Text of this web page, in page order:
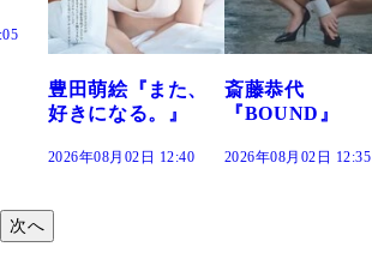
斎藤恭代
『BOUND』
2026年08月02日 12:35
咲田ゆな
『Sunflower』
2026年08月02日 12:30
次へ